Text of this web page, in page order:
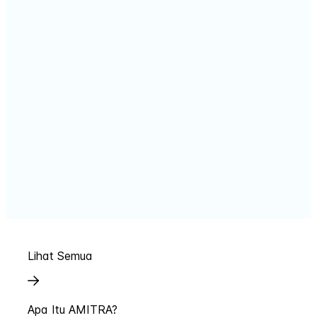
Lihat Semua
Apa Itu AMITRA?